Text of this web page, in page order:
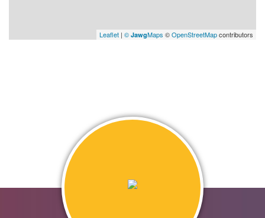
Leaflet | © JawgMaps ©OpenStreetMapcontributors